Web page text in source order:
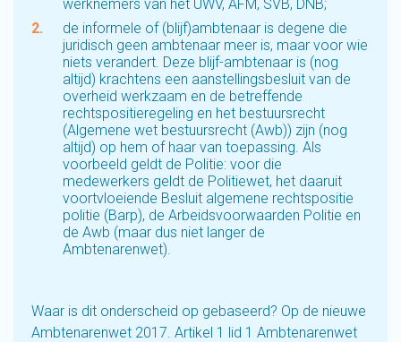
werknemers van het UWV, AFM, SVB, DNB;
de informele of (blijf)ambtenaar is degene die
juridisch geen ambtenaar meer is, maar voor wie
niets verandert. Deze blijf-ambtenaar is (nog
altijd) krachtens een aanstellingsbesluit van de
overheid werkzaam en de betreffende
rechtspositieregeling en het bestuursrecht
(Algemene wet bestuursrecht (Awb)) zijn (nog
altijd) op hem of haar van toepassing. Als
voorbeeld geldt de Politie: voor die
medewerkers geldt de Politiewet, het daaruit
voortvloeiende Besluit algemene rechtspositie
politie (Barp), de Arbeidsvoorwaarden Politie en
de Awb (maar dus niet langer de
Ambtenarenwet).
Waar is dit onderscheid op gebaseerd? Op de nieuwe
Ambtenarenwet 2017. Artikel 1 lid 1 Ambtenarenwet